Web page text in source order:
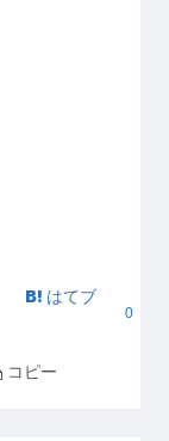
はてブ
0
コピー